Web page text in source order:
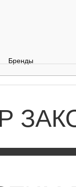
Бренды